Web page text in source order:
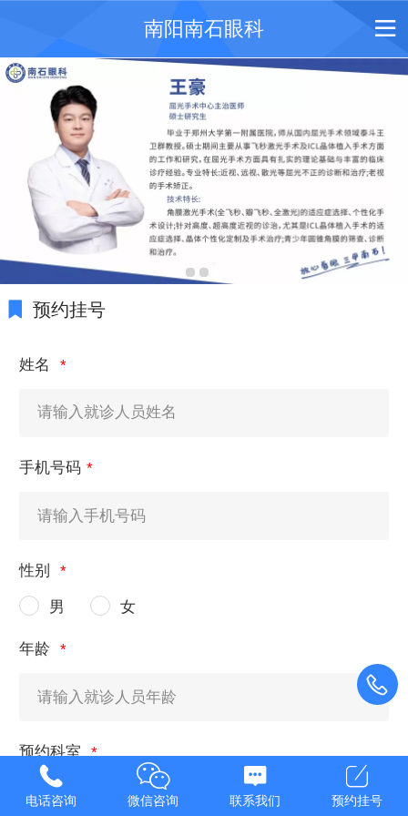
南阳南石眼科
预约挂号
姓名
手机号码
性别
男 女
年龄
预约科室
电话咨询 微信咨询 联系我们 预约挂号